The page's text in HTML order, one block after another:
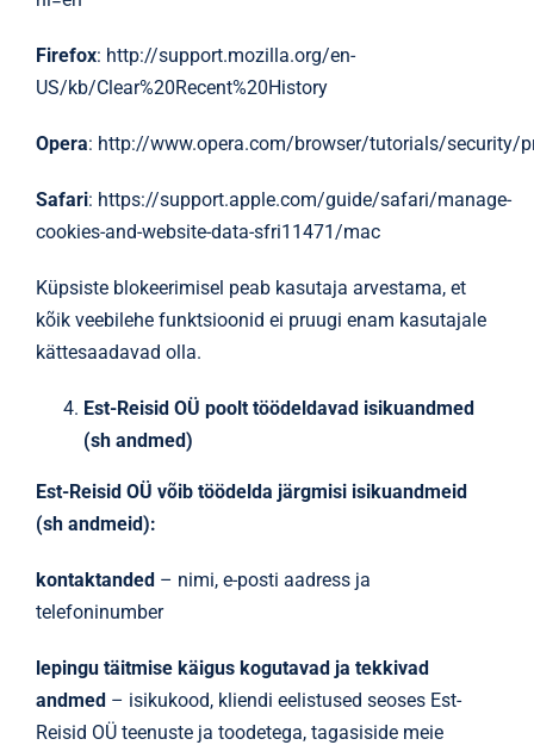
Firefox: http://support.mozilla.org/en-
US/kb/Clear%20Recent%20History
Opera: http://www.opera.com/browser/tutorials/security/
Safari: https://support.apple.com/guide/safari/manage-
cookies-and-website-data-sfri11471/mac
Küpsiste blokeerimisel peab kasutaja arvestama, et
kõik veebilehe funktsioonid ei pruugi enam kasutajale
kättesaadavad olla.
Est-Reisid OÜ poolt töödeldavad isikuandmed
(sh andmed)
Est-Reisid OÜ võib töödelda järgmisi isikuandmeid
(sh andmeid):
kontaktanded – nimi, e-posti aadress ja
telefoninumber
lepingu täitmise käigus kogutavad ja tekkivad
andmed – isikukood, kliendi eelistused seoses Est-
Reisid OÜ teenuste ja toodetega, tagasiside meie